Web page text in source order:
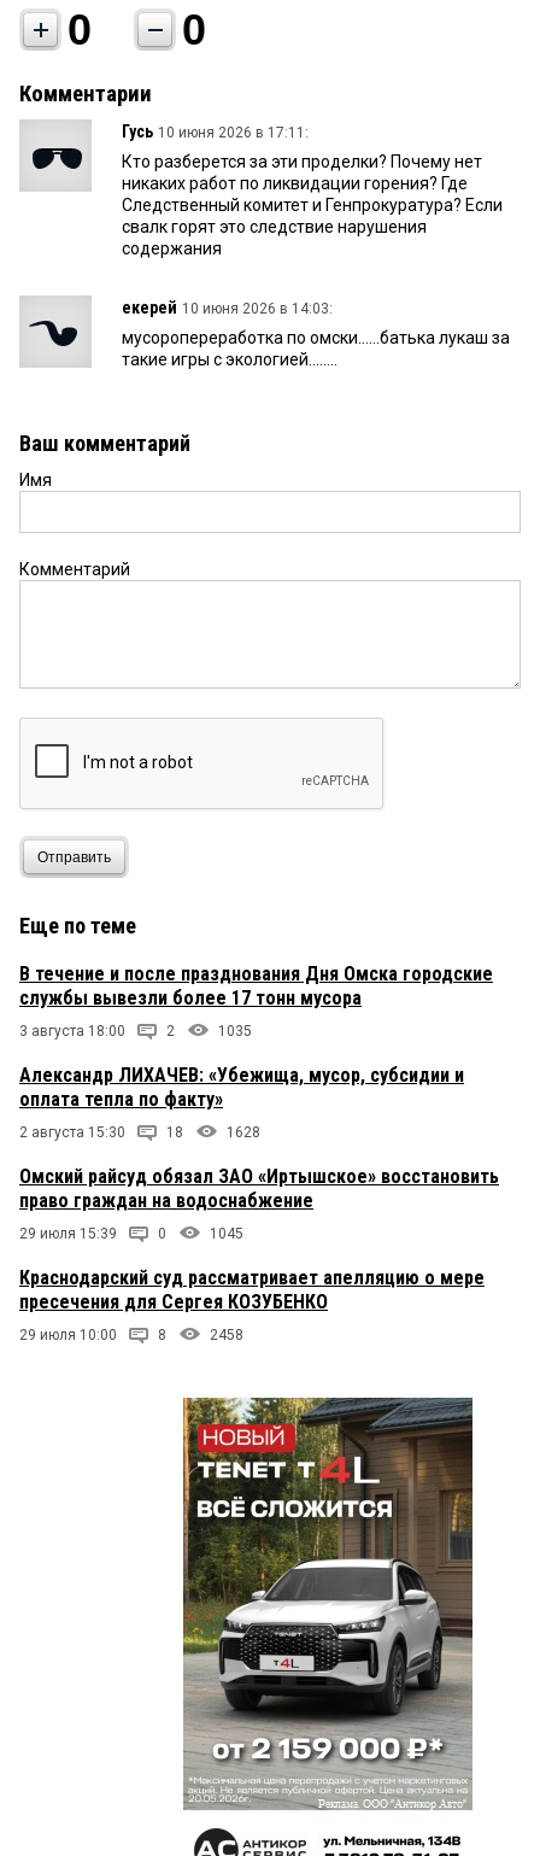
0 0
Комментарии
Гусь 10 июня 2026 в 17:11:
Кто разберется за эти проделки? Почему нет
никаких работ по ликвидации горения? Где
Следственный комитет и Генпрокуратура? Если
свалк горят это следствие нарушения
содержания
eкерей 10 июня 2026 в 14:03:
мусоропереработка по омски......батька лукаш за
такие игры с экологией........
Ваш комментарий
Имя
Комментарий
Отправить
Еще по теме
В течение и после празднования Дня Омска городские
службы вывезли более 17 тонн мусора
3 августа 18:00 2 1035
Александр ЛИХАЧЕВ: «Убежища, мусор, субсидии и
оплата тепла по факту»
2 августа 15:30 18 1628
Омский райсуд обязал ЗАО «Иртышское» восстановить
право граждан на водоснабжение
29 июля 15:39 0 1045
Краснодарский суд рассматривает апелляцию о мере
пресечения для Сергея КОЗУБЕНКО
29 июля 10:00 8 2458